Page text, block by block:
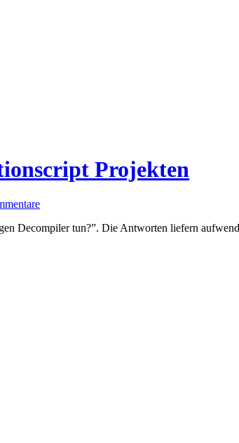
Projekten
Decompiler tun?”. Die Antworten liefern